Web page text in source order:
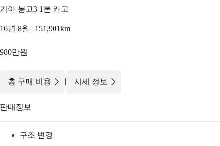
기아 봉고3 1톤 카고
16년 8월 | 151,901km
980만원
총 구매 비용 | 시세 정보
판매정보
구조 변경